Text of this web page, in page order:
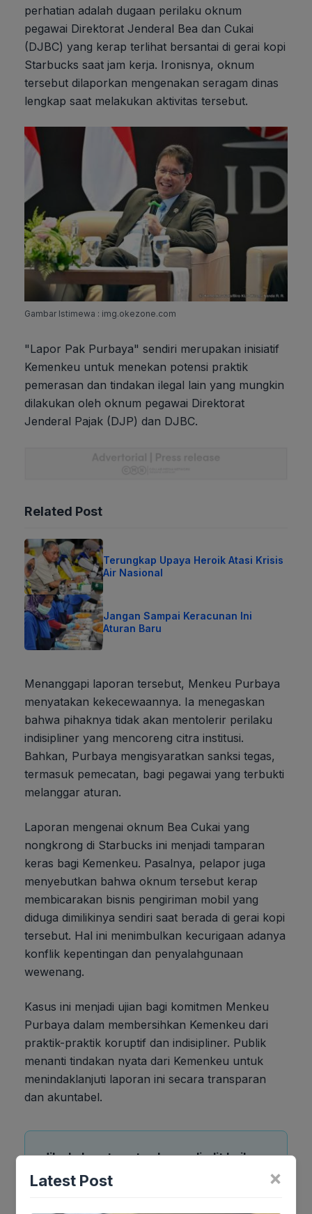
perhatian adalah dugaan perilaku oknum
pegawai Direktorat Jenderal Bea dan Cukai
(DJBC) yang kerap terlihat bersantai di gerai kopi
Starbucks saat jam kerja. Ironisnya, oknum
tersebut dilaporkan mengenakan seragam dinas
lengkap saat melakukan aktivitas tersebut.
Gambar Istimewa : img.okezone.com
"Lapor Pak Purbaya" sendiri merupakan inisiatif
Kemenkeu untuk menekan potensi praktik
pemerasan dan tindakan ilegal lain yang mungkin
dilakukan oleh oknum pegawai Direktorat
Jenderal Pajak (DJP) dan DJBC.
Related Post
Terungkap Upaya Heroik Atasi Krisis
Air Nasional
Jangan Sampai Keracunan Ini
Aturan Baru
Menanggapi laporan tersebut, Menkeu Purbaya
menyatakan kekecewaannya. Ia menegaskan
bahwa pihaknya tidak akan mentolerir perilaku
indisipliner yang mencoreng citra institusi.
Bahkan, Purbaya mengisyaratkan sanksi tegas,
termasuk pemecatan, bagi pegawai yang terbukti
melanggar aturan.
Laporan mengenai oknum Bea Cukai yang
nongkrong di Starbucks ini menjadi tamparan
keras bagi Kemenkeu. Pasalnya, pelapor juga
menyebutkan bahwa oknum tersebut kerap
membicarakan bisnis pengiriman mobil yang
diduga dimilikinya sendiri saat berada di gerai kopi
tersebut. Hal ini menimbulkan kecurigaan adanya
konflik kepentingan dan penyalahgunaan
wewenang.
Kasus ini menjadi ujian bagi komitmen Menkeu
Purbaya dalam membersihkan Kemenkeu dari
praktik-praktik koruptif dan indisipliner. Publik
menanti tindakan nyata dari Kemenkeu untuk
menindaklanjuti laporan ini secara transparan
dan akuntabel.
Jika keberatan atau harus diedit baik
Artikel maupun foto Silahkan
×
Latest Post